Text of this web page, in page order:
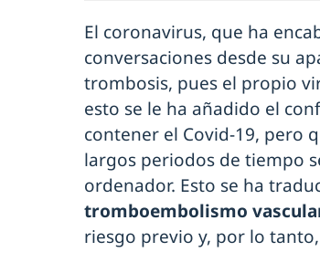
El coronavirus, que ha
conversaciones desde su
trombosis, pues el propio
esto se le ha añadido el
contener el Covid-19, pero
largos periodos de tiempo
ordenador. Esto se ha
tromboembolismo
riesgo previo y, por lo